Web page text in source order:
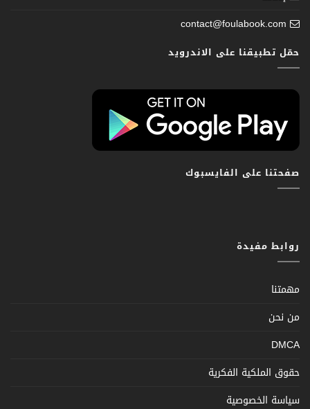
contact@foulabook.com
حمّل تطبيقنا على الاندرويد
صفحتنا على الفايسبوك
روابط مفيدة
مهمتنا
من نحن
DMCA
حقوق الملكية الفكرية
سياسة الخصوصية